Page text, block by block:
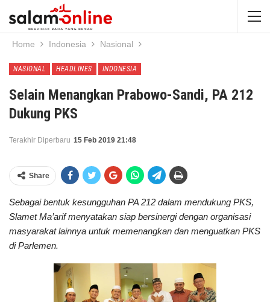
Home Indonesia Nasional
NASIONAL HEADLINES INDONESIA
Selain Menangkan Prabowo-Sandi, PA 212
Dukung PKS
Terakhir Diperbaru 15 Feb 2019 21:48
Share
Sebagai bentuk kesungguhan PA 212 dalam mendukung PKS,
Slamet Ma’arif menyatakan siap bersinergi dengan organisasi
masyarakat lainnya untuk memenangkan dan menguatkan PKS
di Parlemen.